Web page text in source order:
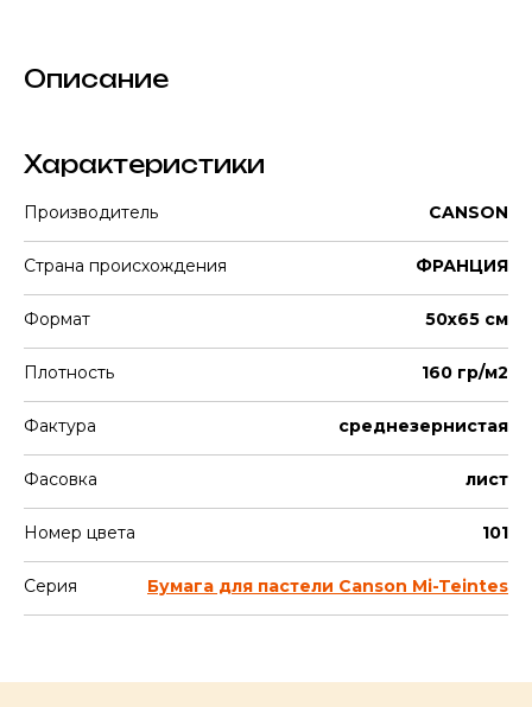
Описание
Характеристики
Производитель CANSON
Страна происхождения ФРАНЦИЯ
Формат 50х65 см
Плотность 160 гр/м2
Фактура среднезернистая
Фасовка лист
Номер цвета 101
Серия Бумага для пастели Canson Mi-Teintes